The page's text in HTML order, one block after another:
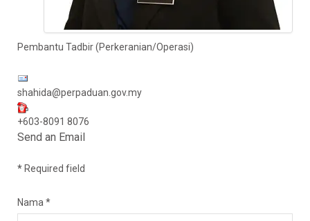
Pembantu Tadbir (Perkeranian/Operasi)
shahida@perpaduan.gov.my
+603-8091 8076
Send an Email
* Required field
Nama *